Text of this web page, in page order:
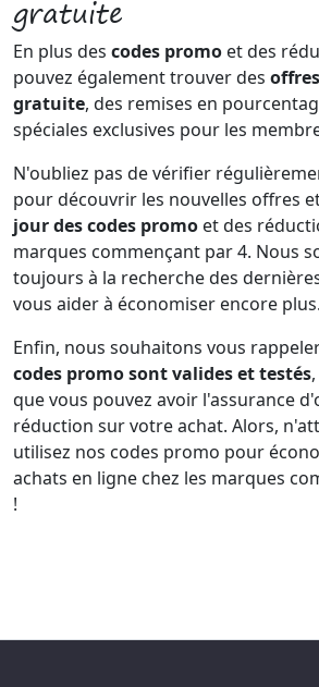
gratuite
En plus des codes promo et des
pouvez également trouver des
gratuite, des remises en
spéciales exclusives pour les
N'oubliez pas de vérifier
pour découvrir les nouvelles offres
jour des codes promo et des
marques commençant par 4. Nous
toujours à la recherche des
vous aider à économiser encore plus.
Enfin, nous souhaitons vous
codes promo sont valides et testés
que vous pouvez avoir l'assurance
réduction sur votre achat. Alors,
utilisez nos codes promo pour
achats en ligne chez les marques
!